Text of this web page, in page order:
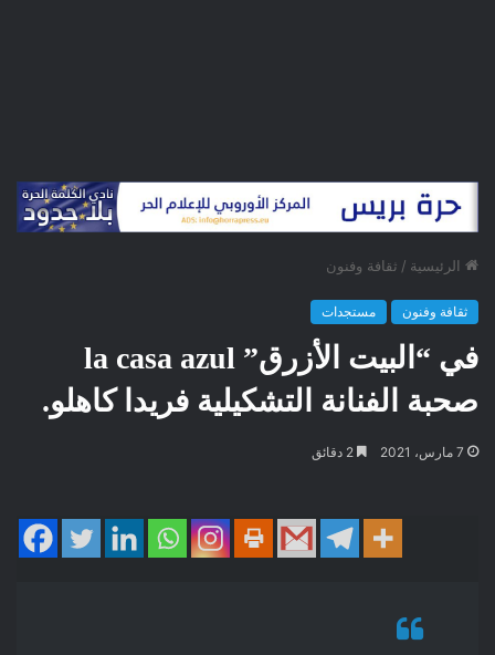
الرئيسية / ثقافة وفنون
ثقافة وفنون مستجدات
في “البيت الأزرق” la casa azul
صحبة الفنانة التشكيلية فريدا كاهلو.
7 مارس، 2021